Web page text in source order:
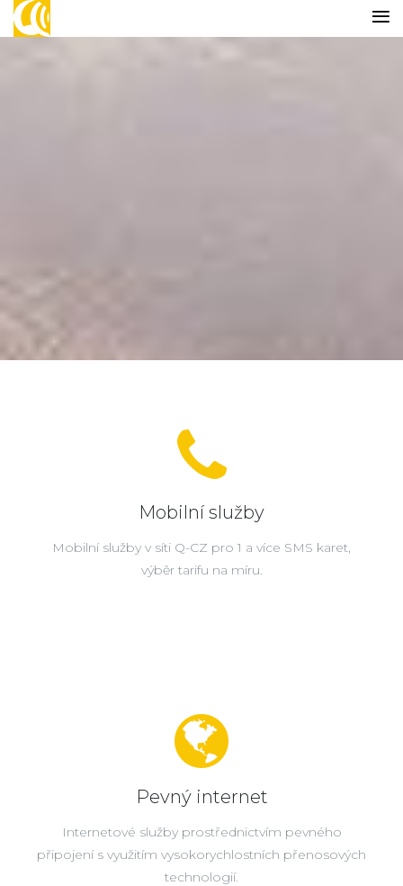
Mobilní služby
Mobilní služby v síti Q-CZ pro 1 a více SMS karet,
výběr tarifu na míru.
Pevný internet
Internetové služby prostřednictvím pevného
připojení s využitím vysokorychlostních přenosových
technologií.